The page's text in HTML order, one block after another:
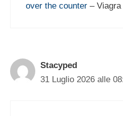
over the counter –
Stacyped
31 Luglio 2026 alle